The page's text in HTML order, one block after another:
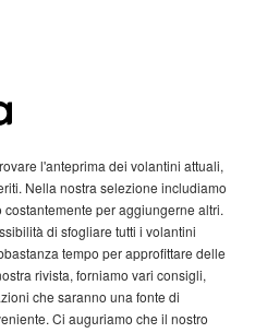
l'anteprima dei volantini attuali,
Nella nostra selezione includiamo
per aggiungerne altri.
di sfogliare tutti i volantini
tempo per approfittare delle
rivista, forniamo vari consigli,
che saranno una fonte di
Ci auguriamo che il nostro